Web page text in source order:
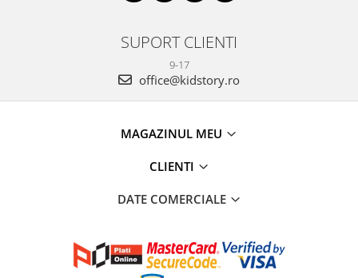
SUPORT CLIENTI
9-17
office@kidstory.ro
MAGAZINUL MEU
CLIENTI
DATE COMERCIALE